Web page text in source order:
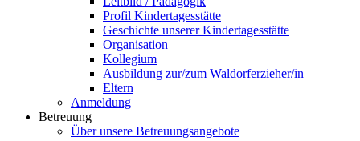
Profil Kindertagesstätte
Geschichte unserer Kindertagesstätte
Organisation
Kollegium
Ausbildung zur/zum Waldorferzieher/in
Eltern
Anmeldung
Betreuung
Über unsere Betreuungsangebote